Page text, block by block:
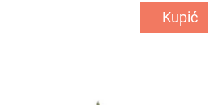
Kupić